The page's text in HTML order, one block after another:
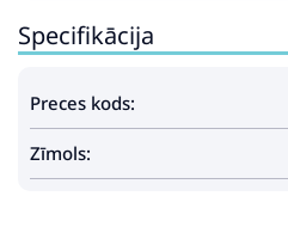
Specifikācija
Preces kods:
Zīmols: